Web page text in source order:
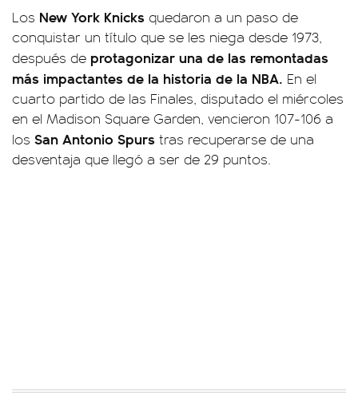
Los New York Knicks quedaron a un paso de
conquistar un título que se les niega desde 1973,
después de protagonizar una de las remontadas
más impactantes de la historia de la NBA. En el
cuarto partido de las Finales, disputado el miércoles
en el Madison Square Garden, vencieron 107-106 a
los San Antonio Spurs tras recuperarse de una
desventaja que llegó a ser de 29 puntos.